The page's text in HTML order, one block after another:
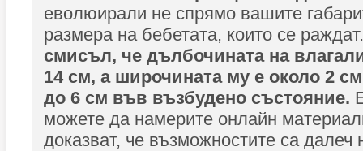
еволюирали не спрямо вашите
размера на бебетата, които се раждат.
смисъл, че дълбочината на
14 см, а широчината му е около 2
до 6 см във възбудено състояние.
можете да намерите онлайн
доказват, че възможностите са далеч